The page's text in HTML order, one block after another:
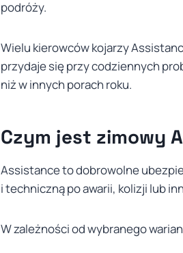
podróży.
Wielu kierowców kojarzy
przydaje się przy codziennych
niż w innych porach roku.
Czym jest zimowy
Assistance to dobrowolne
i techniczną po awarii, kolizji lub
W zależności od wybranego